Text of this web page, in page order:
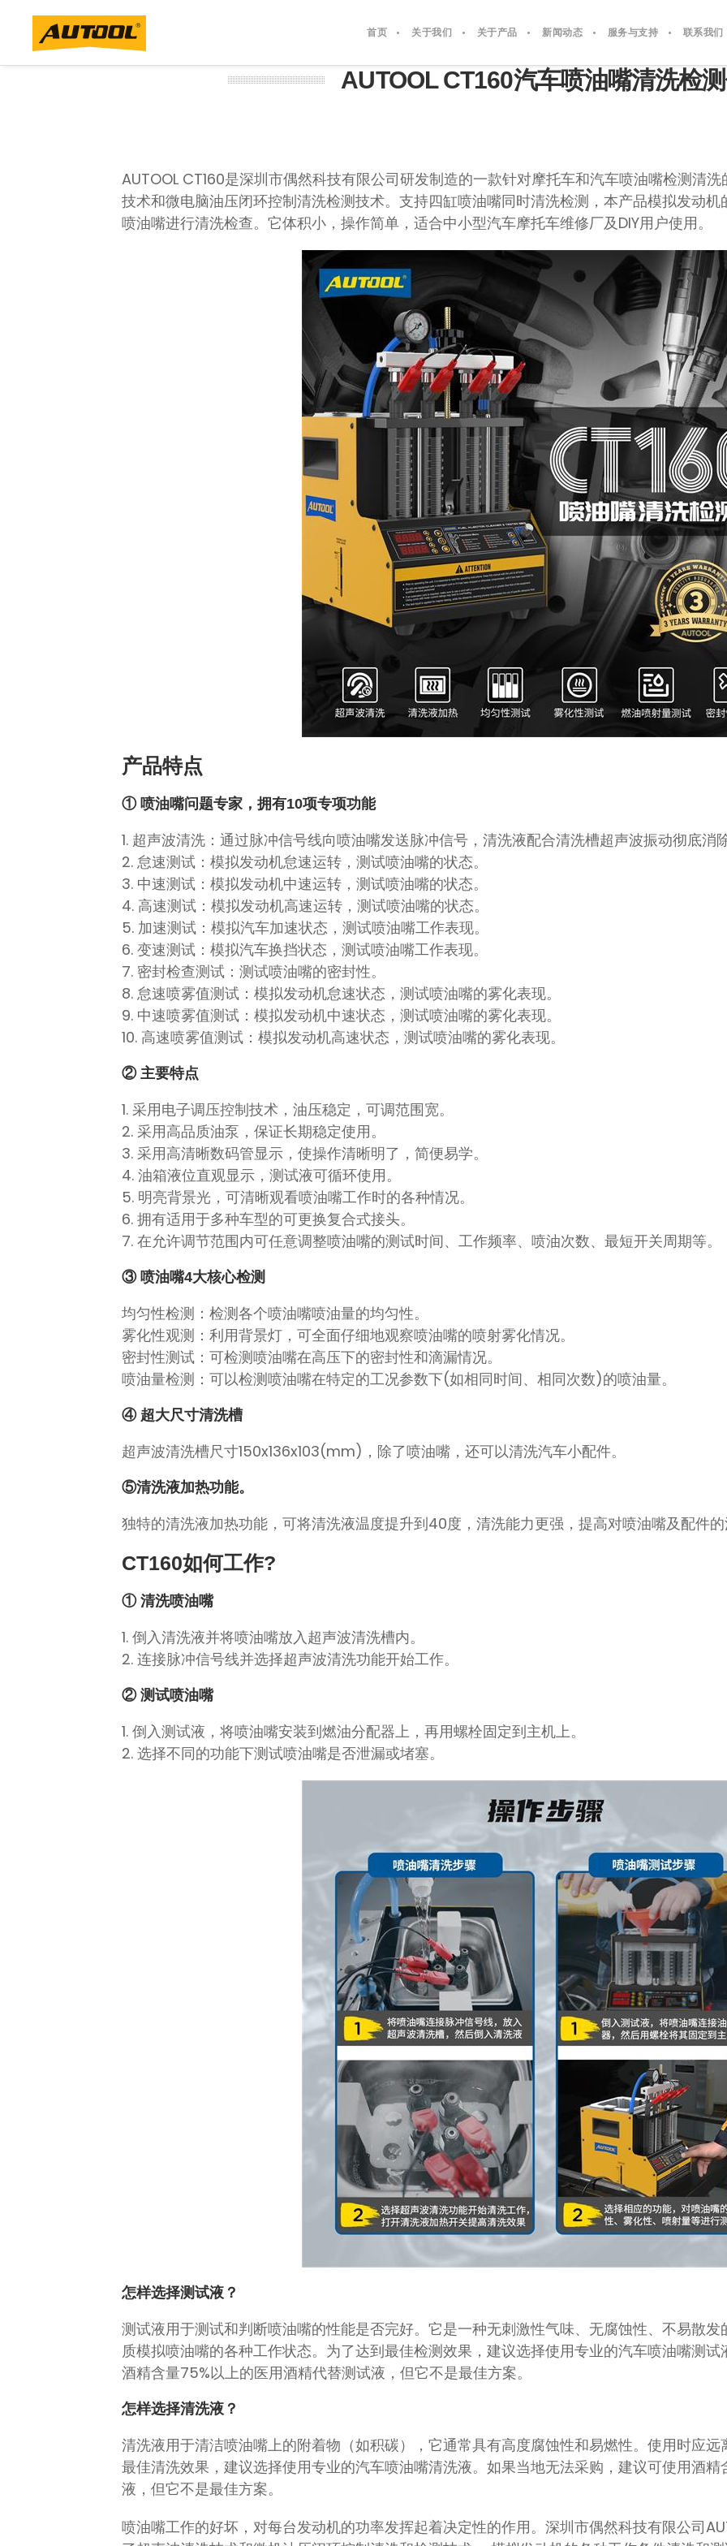
首页 关于我们 关于产品 新闻动态 服务与支持 联系我们
AUTOOL CT160汽车喷油嘴清洗检
AUTOOL CT160是深圳市偶然科技有限公司研发制造的一款针对摩托车和汽车喷油嘴检测清
技术和微电脑油压闭环控制清洗检测技术。支持四缸喷油嘴同时清洗检测，本产品模拟发动
喷油嘴进行清洗检查。它体积小，操作简单，适合中小型汽车摩托车维修厂及DIY用户使用。
产品特点
① 喷油嘴问题专家，拥有10项专项功能
1. 超声波清洗：通过脉冲信号线向喷油嘴发送脉冲信号，清洗液配合清洗槽超声波振动彻底消
2. 怠速测试：模拟发动机怠速运转，测试喷油嘴的状态。
3. 中速测试：模拟发动机中速运转，测试喷油嘴的状态。
4. 高速测试：模拟发动机高速运转，测试喷油嘴的状态。
5. 加速测试：模拟汽车加速状态，测试喷油嘴工作表现。
6. 变速测试：模拟汽车换挡状态，测试喷油嘴工作表现。
7. 密封检查测试：测试喷油嘴的密封性。
8. 怠速喷雾值测试：模拟发动机怠速状态，测试喷油嘴的雾化表现。
9. 中速喷雾值测试：模拟发动机中速状态，测试喷油嘴的雾化表现。
10. 高速喷雾值测试：模拟发动机高速状态，测试喷油嘴的雾化表现。
② 主要特点
1. 采用电子调压控制技术，油压稳定，可调范围宽。
2. 采用高品质油泵，保证长期稳定使用。
3. 采用高清晰数码管显示，使操作清晰明了，简便易学。
4. 油箱液位直观显示，测试液可循环使用。
5. 明亮背景光，可清晰观看喷油嘴工作时的各种情况。
6. 拥有适用于多种车型的可更换复合式接头。
7. 在允许调节范围内可任意调整喷油嘴的测试时间、工作频率、喷油次数、最短开关周期等。
③ 喷油嘴4大核心检测
均匀性检测：检测各个喷油嘴喷油量的均匀性。
雾化性观测：利用背景灯，可全面仔细地观察喷油嘴的喷射雾化情况。
密封性测试：可检测喷油嘴在高压下的密封性和滴漏情况。
喷油量检测：可以检测喷油嘴在特定的工况参数下(如相同时间、相同次数)的喷油量。
④ 超大尺寸清洗槽
超声波清洗槽尺寸150x136x103(mm)，除了喷油嘴，还可以清洗汽车小配件。
⑤清洗液加热功能。
独特的清洗液加热功能，可将清洗液温度提升到40度，清洗能力更强，提高对喷油嘴及配件的
CT160如何工作?
① 清洗喷油嘴
1. 倒入清洗液并将喷油嘴放入超声波清洗槽内。
2. 连接脉冲信号线并选择超声波清洗功能开始工作。
② 测试喷油嘴
1. 倒入测试液，将喷油嘴安装到燃油分配器上，再用螺栓固定到主机上。
2. 选择不同的功能下测试喷油嘴是否泄漏或堵塞。
怎样选择测试液？
测试液用于测试和判断喷油嘴的性能是否完好。它是一种无刺激性气味、无腐蚀性、不易散
质模拟喷油嘴的各种工作状态。为了达到最佳检测效果，建议选择使用专业的汽车喷油嘴测
酒精含量75%以上的医用酒精代替测试液，但它不是最佳方案。
怎样选择清洗液？
清洗液用于清洁喷油嘴上的附着物（如积碳），它通常具有高度腐蚀性和易燃性。使用时应
最佳清洗效果，建议选择使用专业的汽车喷油嘴清洗液。如果当地无法采购，建议可使用酒
液，但它不是最佳方案。
喷油嘴工作的好坏，对每台发动机的功率发挥起着决定性的作用。深圳市偶然科技有限公司